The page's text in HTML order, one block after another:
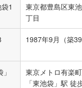
1
東京都豊島区東
丁目
1987年9月（築39
東京メトロ有楽
「東池袋」駅 徒